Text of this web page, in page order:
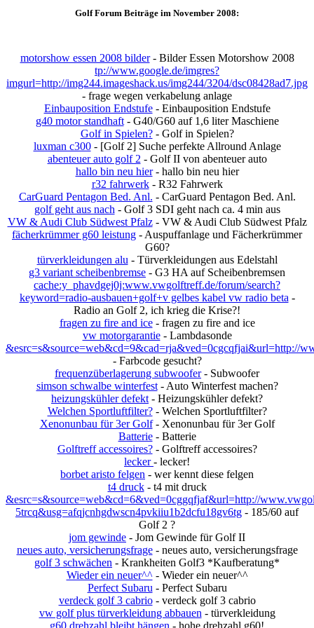
Golf Forum Beiträge im November 2008:
motorshow essen 2008 bilder- Bilder Essen Motorshow 2008
tp://www.google.de/imgres?
imgurl=http://img244.imageshack.us/img244/3204/dsc08428ad7.jpg
- frage wegen verkabelung anlage
Einbauposition Endstufe- Einbauposition Endstufe
g40 motor standhaft- G40/G60 auf 1,6 liter Maschiene
Golf in Spielen?- Golf in Spielen?
luxman c300- [Golf 2] Suche perfekte Allround Anlage
abenteuer auto golf 2 - Golf II von abenteuer auto
hallo bin neu hier- hallo bin neu hier
r32 fahrwerk- R32 Fahrwerk
CarGuard Pentagon Bed. Anl. - CarGuard Pentagon Bed. Anl.
golf geht aus nach - Golf 3 SDI geht nach ca. 4 min aus
VW & Audi Club Südwest Pfalz- VW & Audi Club Südwest Pfalz
fächerkrümmer g60 leistung - Auspuffanlage und Fächerkrümmer
G60?
türverkleidungen alu - Türverkleidungen aus Edelstahl
g3 variant scheibenbremse - G3 HA auf Scheibenbremsen
cache:y_phavdgej0j:www.vwgolftreff.de/forum/search?
keyword=radio-ausbauen+golf+v gelbes kabel vw radio beta -
Radio an Golf 2, ich krieg die Krise?!
fragen zu fire and ice- fragen zu fire and ice
vw motorgarantie- Lambdasonde
&esrc=s&source=web&cd=9&cad=rja&ved=0cgcqfjai&url=http://
- Farbcode gesucht?
frequenzüberlagerung subwoofer- Subwoofer
simson schwalbe winterfest- Auto Winterfest machen?
heizungskühler defekt - Heizungskühler defekt?
Welchen Sportluftfilter?- Welchen Sportluftfilter?
Xenonunbau für 3er Golf- Xenonunbau für 3er Golf
Batterie- Batterie
Golftreff accessoires?- Golftreff accessoires?
lecker- lecker!
borbet aristo felgen - wer kennt diese felgen
t4 druck- t4 mit druck
&esrc=s&source=web&cd=6&ved=0cggqfjaf&url=http://
5trcq&usg=afqjcnhgdwscn4pvkiiu1b2dcfu18gv6tg - 185/60 auf
Golf 2 ?
jom gewinde - Jom Gewinde für Golf II
neues auto, versicherungsfrage- neues auto, versicherungsfrage
golf 3 schwächen - Krankheiten Golf3 *Kaufberatung*
Wieder ein neuer^^- Wieder ein neuer^^
Perfect Subaru - Perfect Subaru
verdeck golf 3 cabrio- verdeck golf 3 cabrio
vw golf plus türverkleidung abbauen - türverkleidung
g60 drehzahl bleibt hängen - hohe drehzahl g60!